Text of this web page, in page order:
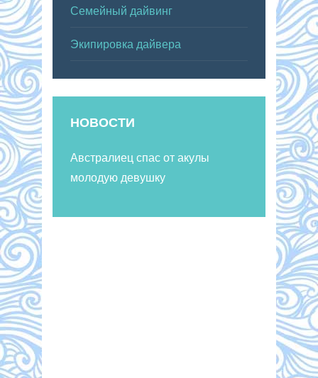
Семейный дайвинг
Экипировка дайвера
НОВОСТИ
Австралиец спас от акулы
молодую девушку